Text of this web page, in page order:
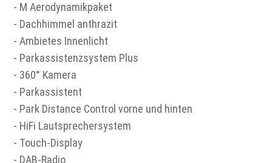
- M Aerodynamikpaket
- Dachhimmel anthrazit
- Ambietes Innenlicht
- Parkassistenzsystem Plus
- 360° Kamera
- Parkassistent
- Park Distance Control vorne und hinten
- HiFi Lautsprechersystem
- Touch-Display
- DAB-Radio